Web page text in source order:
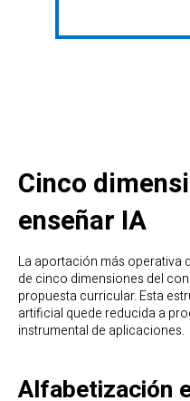
Cinco
enseñar IA
La aportación más operativa
de cinco dimensiones del
propuesta curricular. Esta
artificial quede reducida a
instrumental de aplicaciones.
Alfabetización